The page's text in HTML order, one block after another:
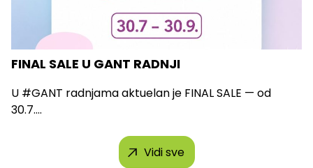
FINAL SALE U GANT RADNJI
U #GANT radnjama aktuelan je FINAL SALE — od
30.7....
Vidi sve